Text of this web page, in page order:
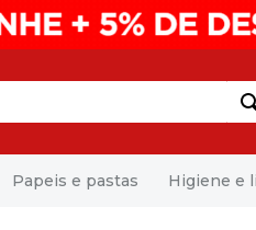
Papeis e pastas Higiene e